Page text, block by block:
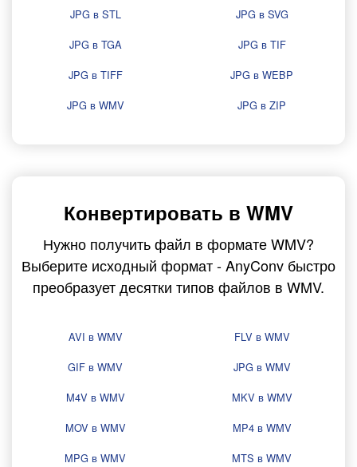
JPG в STL
JPG в SVG
JPG в TGA
JPG в TIF
JPG в TIFF
JPG в WEBP
JPG в WMV
JPG в ZIP
Конвертировать в WMV
Нужно получить файл в формате WMV?
Выберите исходный формат - AnyConv быстро
преобразует десятки типов файлов в WMV.
AVI в WMV
FLV в WMV
GIF в WMV
JPG в WMV
M4V в WMV
MKV в WMV
MOV в WMV
MP4 в WMV
MPG в WMV
MTS в WMV